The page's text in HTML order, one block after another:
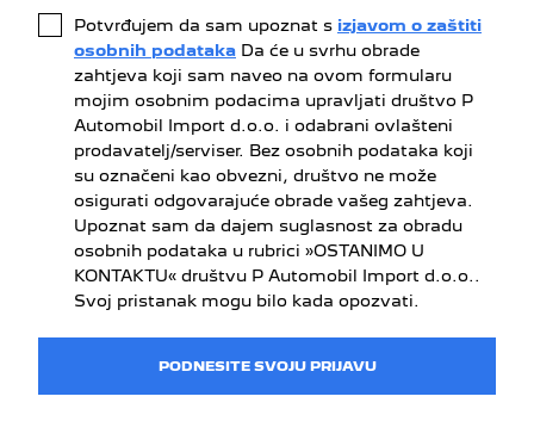
Potvrđujem da sam upoznat s izjavom o zaštiti
osobnih podataka Da će u svrhu obrade
zahtjeva koji sam naveo na ovom formularu
mojim osobnim podacima upravljati društvo P
Automobil Import d.o.o. i odabrani ovlašteni
prodavatelj/serviser. Bez osobnih podataka koji
su označeni kao obvezni, društvo ne može
osigurati odgovarajuće obrade vašeg zahtjeva.
Upoznat sam da dajem suglasnost za obradu
osobnih podataka u rubrici »OSTANIMO U
KONTAKTU« društvu P Automobil Import d.o.o..
Svoj pristanak mogu bilo kada opozvati.
PODNESITE SVOJU PRIJAVU